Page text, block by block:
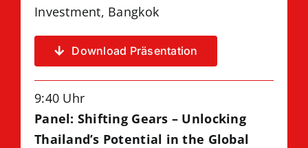
Investment, Bangkok
Download Präsentation
9:40 Uhr
Panel: Shifting Gears – Unlocking
Thailand’s Potential in the Global